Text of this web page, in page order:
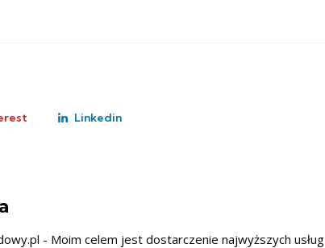
Linkedin
- Moim celem jest dostarczenie najwyższych usług